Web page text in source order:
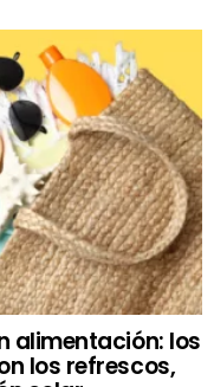
alimentación: los
los refrescos,